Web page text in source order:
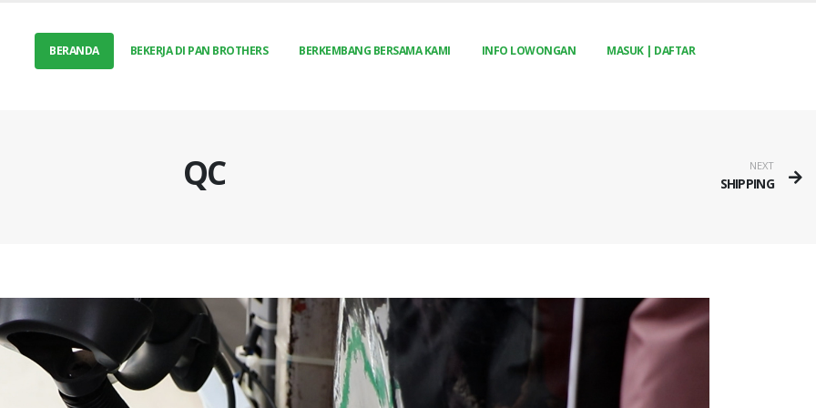
BERANDA BEKERJA DI PAN BROTHERS BERKEMBANG BERSAMA KAMI INFO LOWONGAN MASUK | DAFTAR
QC NEXT
SHIPPING